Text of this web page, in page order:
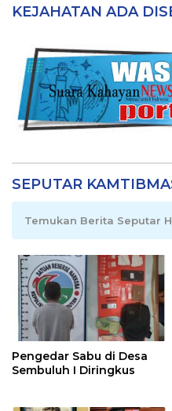
KEJAHATAN ADA
SEPUTAR
Temukan Berita Seputar
Pengedar Sabu di Desa
Sembuluh I Diringkus